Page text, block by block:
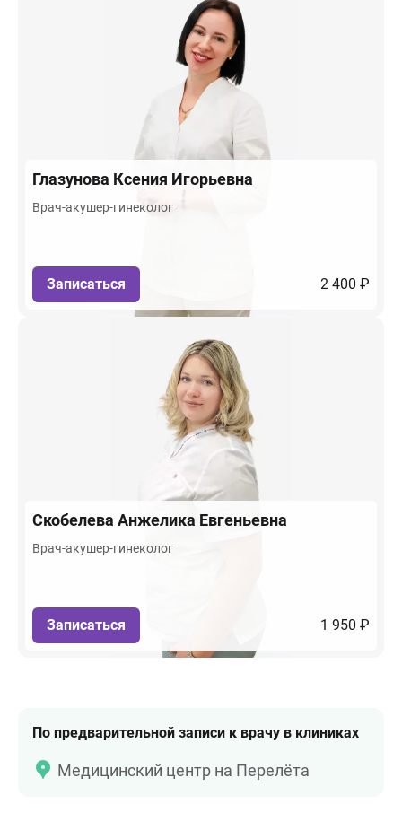
Глазунова Ксения Игорьевна
Врач-акушер-гинеколог
Записаться 2 400 ₽
Скобелева Анжелика Евгеньевна
Врач-акушер-гинеколог
Записаться 1 950 ₽
По предварительной записи к врачу в клиниках
Медицинский центр на Перелёта